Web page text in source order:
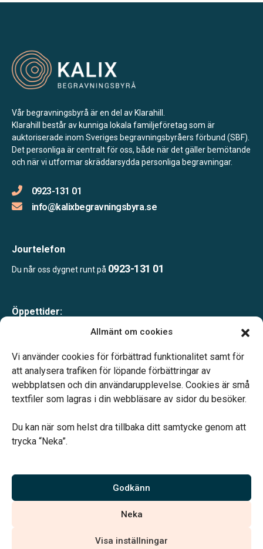
Allmänt om cookies
Vi använder cookies för förbättrad funktionalitet samt för
att analysera trafiken för löpande förbättringar av
webbplatsen och din användarupplevelse. Cookies är små
textfiler som lagras i din webbläsare av sidor du besöker.
Du kan när som helst dra tillbaka ditt samtycke genom att
trycka “Neka”.
Godkänn
Neka
Visa inställningar
Vår begravningsbyrå är en del av Klarahill.
Klarahill består av kunniga lokala familjeföretag som är
auktoriserade inom Sveriges begravningsbyråers förbund (SBF).
Det personliga är centralt för oss, både när det gäller bemötande
och när vi utformar skräddarsydda personliga begravningar.
0923-131 01
info@kalixbegravningsbyra.se
Jourtelefon
Du når oss dygnet runt på 0923-131 01
Öppettider:
Måndag-fredag 10.00-16.00
Telefonjour dygnet runt.
Vårt systerbolag Verahill hjälper dig med familjejuridiken –
Vi är auktoriserade av Sveriges Begravningsbyråers Förbund och
har högt ställda krav på utbildning, kvalitet, miljö och arbetsmiljö.